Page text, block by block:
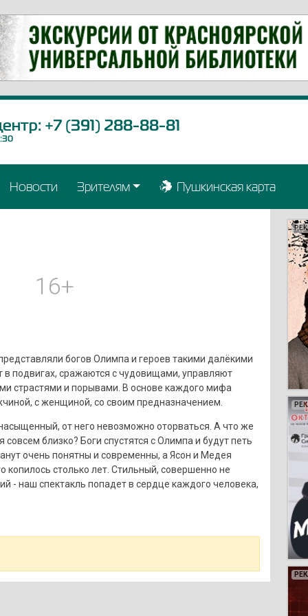
+7 (391) 288-88-81
Новости Зрителям Пушкинская карта
16+
богов Олимпа и героев такими далёкими
подвигах, сражаются с чудовищами, управляют
страстями и порывами. В основе каждого мифа
с женщиной, со своим предназначением.
от него невозможно оторваться. А что же
близко? Боги спустятся с Олимпа и будут петь
очень понятны и современны, а Ясон и Медея
копилось столько лет. Стильный, совершенно не
- наш спектакль попадет в сердце каждого человека,